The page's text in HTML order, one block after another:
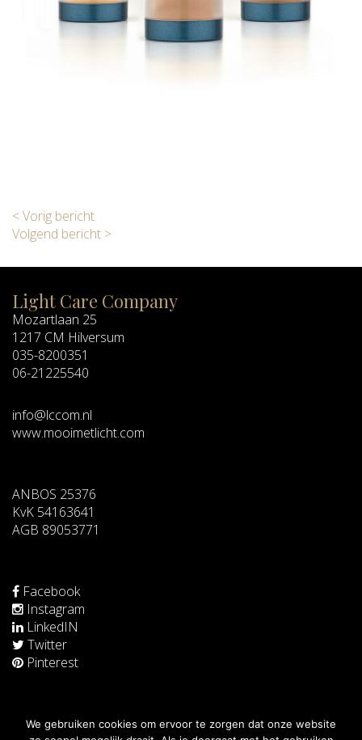
< Vorig bericht
Volgend bericht >
Light Care Company
Mozartlaan 25
1217 CM Hilversum
035-8200351
06-21225540
info@lccom.nl
www.mooimetlicht.com
ANBOS 25376
KvK 54163641
AGB 89053771
Facebook
Instagram
LinkedIN
Twitter
Pinterest
We gebruiken cookies om ervoor te zorgen dat onze website